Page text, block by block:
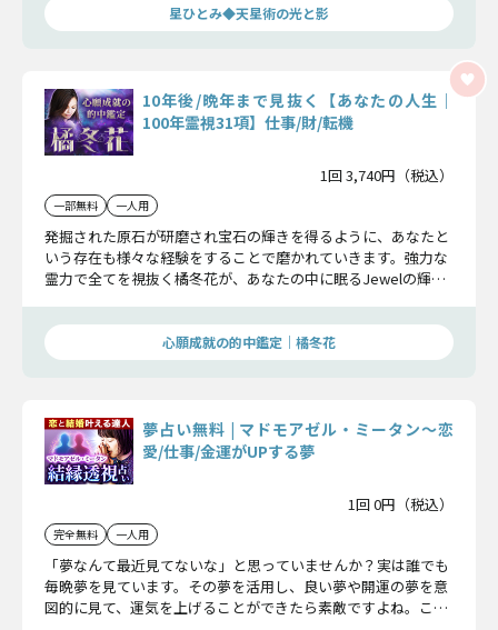
星ひとみ◆天星術の光と影
10年後/晩年まで見抜く【あなたの人生｜
100年霊視31項】仕事/財/転機
1回 3,740円（税込）
一部無料 一人用
発掘された原石が研磨され宝石の輝きを得るように、あなたと
いう存在も様々な経験をすることで磨かれていきます。強力な
霊力で全てを視抜く橘冬花が、あなたの中に眠るJewelの輝き
心願成就の的中鑑定｜橘冬花
夢占い無料 | マドモアゼル・ミータン〜恋
愛/仕事/金運がUPする夢
1回 0円（税込）
完全無料 一人用
「夢なんて最近見てないな」と思っていませんか？実は誰でも
毎晩夢を見ています。その夢を活用し、良い夢や開運の夢を意
図的に見て、運気を上げることができたら素敵ですよね。ここ